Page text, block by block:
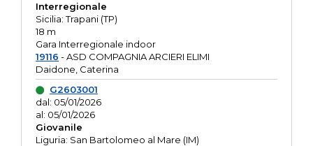
Interregionale
Sicilia: Trapani (TP)
18 m
Gara Interregionale indoor
19116 - ASD COMPAGNIA ARCIERI ELIMI
Daidone, Caterina
G2603001
dal: 05/01/2026
al: 05/01/2026
Giovanile
Liguria: San Bartolomeo al Mare (IM)